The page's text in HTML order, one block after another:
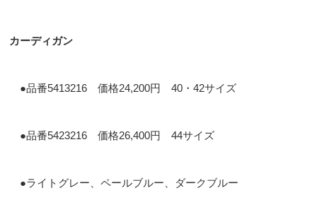
カーディガン
●品番5413216 価格24,200円 40・42サイズ
●品番5423216 価格26,400円 44サイズ
●ライトグレー、ペールブルー、ダークブルー